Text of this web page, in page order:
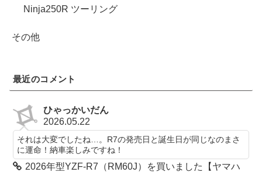
Ninja250R ツーリング
その他
最近のコメント
ひゃっかいだん
2026.05.22
それは大変でしたね…。R7の発売日と誕生日が同じなのまさ
に運命！納車楽しみですね！
2026年型YZF-R7（RM60J）を買いました【ヤマハ